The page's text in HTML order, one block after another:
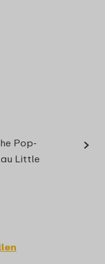
Pop-
Little
›